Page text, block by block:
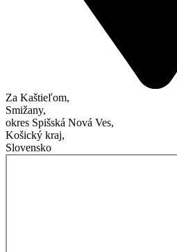
Za Kaštieľom,
Smižany,
okres Spišská Nová Ves,
Košický kraj,
Slovensko